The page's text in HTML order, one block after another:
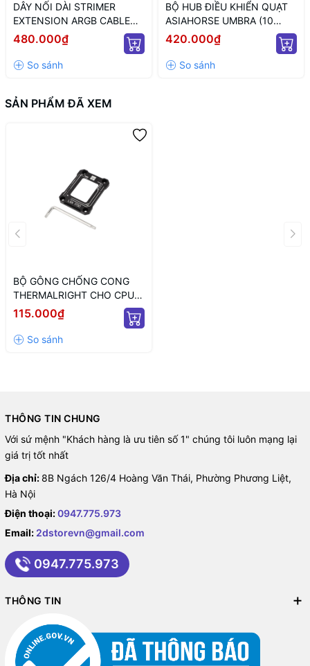
DÂY NỐI DÀI STRIMER
EXTENSION ARGB CABLE
12+4 TO 12P+4P WHITE
(MÀU TRẮNG/ 12VHPWR)
480.000₫
BỘ HUB ĐIỀU KHIỂN QUẠT
ASIAHORSE UMBRA (10
CỔNG KẾT NỐI PWM VÀ 5V
ARGB/ NGUỒN SATA)
420.000₫
SẢN PHẨM ĐÃ XEM
BỘ GÔNG CHỐNG CONG
THERMALRIGHT CHO CPU
INTEL LGA 17XX-BCF-
BLACK V2
115.000₫
THÔNG TIN CHUNG
Với sứ mệnh "Khách hàng là ưu tiên số 1" chúng tôi luôn mạng lại
giá trị tốt nhất
Địa chỉ: 8B Ngách 126/4 Hoàng Văn Thái, Phường Phương Liệt,
Hà Nội
Điện thoại:0947.775.973
Email: 2dstorevn@gmail.com
0947.775.973
THÔNG TIN